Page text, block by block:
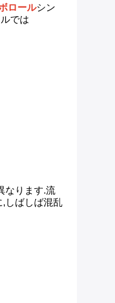
ロールシン
では
なります.流
しばしば混乱